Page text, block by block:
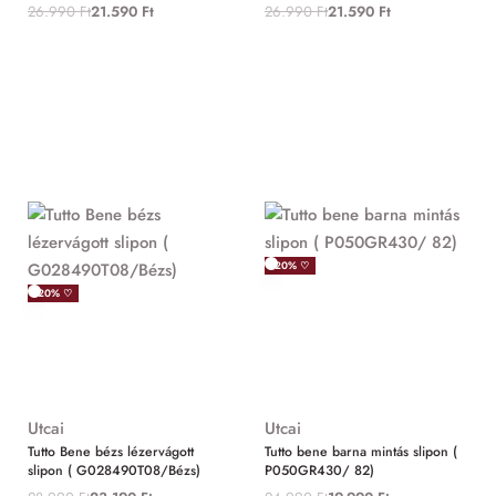
26.990Ft21.590 Ft 26.990Ft21.590 Ft
-20% ♡
Utcai
Tutto Bene bézs lézervágott
slipon ( G028490T08/Bézs)
-20% ♡
Utcai
Tutto bene barna mintás slipon (
P050GR430/ 82)